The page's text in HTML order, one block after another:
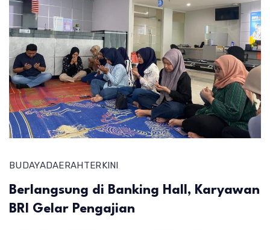
BUDAYADAERAHTERKINI
Berlangsung di Banking Hall, Karyawan
BRI Gelar Pengajian